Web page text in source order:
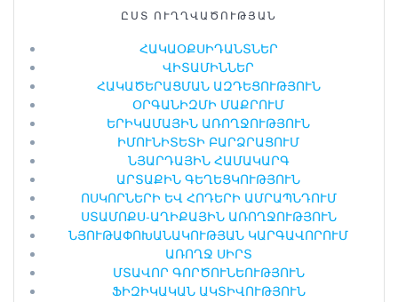
ԸՍՏ ՈՒՂՂՎԱԾՈՒԹՅԱՆ
ՀԱԿԱՕՔՍԻԴԱՆՏՆԵՐ
ՎԻՏԱՄԻՆՆԵՐ
ՀԱԿԱԾԵՐԱՑՄԱՆ ԱԶԴԵՑՈՒԹՅՈՒՆ
ՕՐԳԱՆԻԶՄԻ ՄԱՔՐՈՒՄ
ԵՐԻԿԱՄԱՅԻՆ ԱՌՈՂՋՈՒԹՅՈՒՆ
ԻՄՈՒՆԻՏԵՏԻ ԲԱՐՁՐԱՑՈՒՄ
ՆՅԱՐԴԱՅԻՆ ՀԱՄԱԿԱՐԳ
ԱՐՏԱՔԻՆ ԳԵՂԵՑԿՈՒԹՅՈՒՆ
ՈՍԿՈՐՆԵՐԻ ԵՎ ՀՈԴԵՐԻ ԱՄՐԱՊՆԴՈՒՄ
ՍՏԱՄՈՔՍ-ԱՂԻՔԱՅԻՆ ԱՌՈՂՋՈՒԹՅՈՒՆ
ՆՅՈՒԹԱՓՈԽԱՆԱԿՈՒԹՅԱՆ ԿԱՐԳԱՎՈՐՈՒՄ
ԱՌՈՂՋ ՍԻՐՏ
ՄՏԱՎՈՐ ԳՈՐԾՈՒՆԵՈՒԹՅՈՒՆ
ՖԻԶԻԿԱԿԱՆ ԱԿՏԻՎՈՒԹՅՈՒՆ